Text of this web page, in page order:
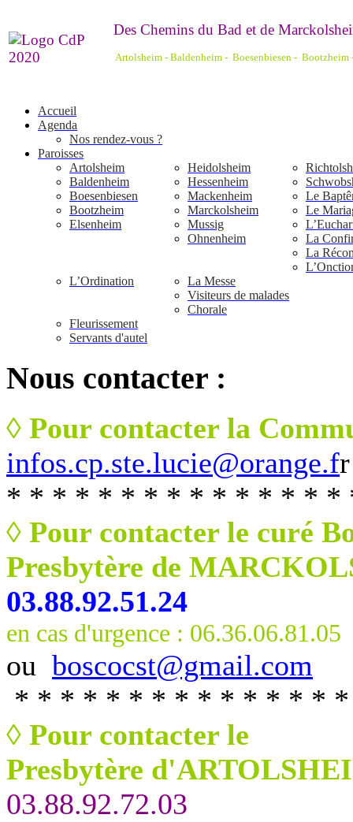
Des Chemins du Bad et de
Artolsheim - Baldenheim - Boesenbiesen -
Accueil
Agenda
Nos rendez-vous ?
Paroisses
Artolsheim
Baldenheim
Boesenbiesen
Bootzheim
Elsenheim
Heidolsheim
Hessenheim
Mackenheim
Marckolsheim
Mussig
Ohnenheim
Le
Le
La
La
L’Ordination
La Messe
Visiteurs de malades
Chorale
Fleurissement
Servants d'autel
Nous contacter :
◊ Pour contacter la
infos.cp.ste.lucie@orange.fr
* * * * * * * * * * * * * * *
◊ Pour contacter le curé
Presbytère de
03.88.92.51.24
en cas d'urgence : 06.36.06.81.05
ou boscocst@gmail.com
* * * * * * * * * * * * * *
◊ Pour contacter le
Presbytère
03.88.92.72.03